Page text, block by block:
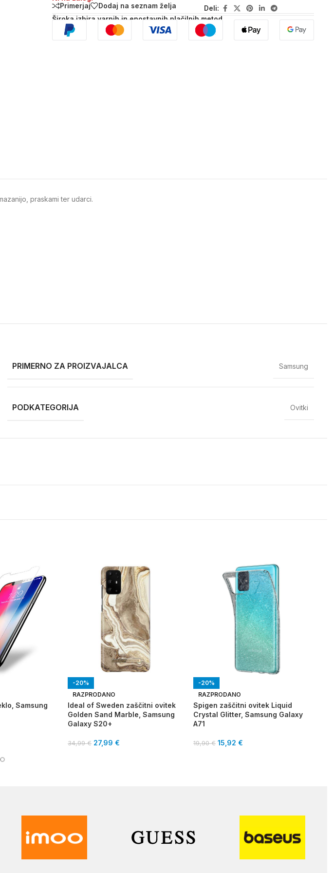
Primerjaj
Dodaj na seznam želja
Deli:
Široka izbira varnih in enostavnih plačilnih metod
praskami ter udarci.
PRIMERNO ZA PROIZVAJALCA Samsung
PODKATEGORIJA Ovitki
Samsung
-20%
RAZPRODANO
Ideal of Sweden zaščitni ovitek
Golden Sand Marble, Samsung
Galaxy S20+
34,99€ 27,99 €
-20%
RAZPRODANO
Spigen zaščitni ovitek Liquid
Crystal Glitter, Samsung Galaxy
A71
19,90€ 15,92 €